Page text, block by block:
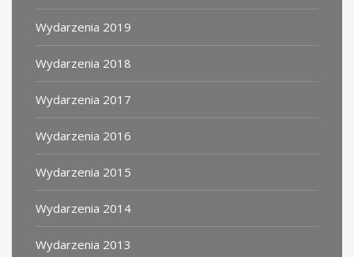
Wydarzenia 2019
Wydarzenia 2018
Wydarzenia 2017
Wydarzenia 2016
Wydarzenia 2015
Wydarzenia 2014
Wydarzenia 2013